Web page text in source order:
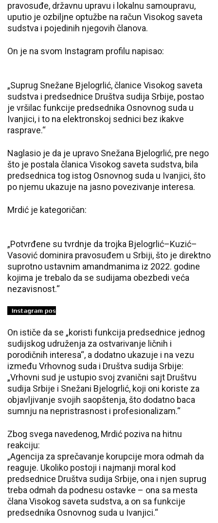
pravosuđe, državnu upravu i lokalnu samoupravu,
uputio je ozbiljne optužbe na račun Visokog saveta
sudstva i pojedinih njegovih članova.
On je na svom Instagram profilu napisao:
„Suprug Snežane Bjelogrlić, članice Visokog saveta
sudstva i predsednice Društva sudija Srbije, postao
je vršilac funkcije predsednika Osnovnog suda u
Ivanjici, i to na elektronskoj sednici bez ikakve
rasprave.“
Naglasio je da je upravo Snežana Bjelogrlić, pre nego
što je postala članica Visokog saveta sudstva, bila
predsednica tog istog Osnovnog suda u Ivanjici, što
po njemu ukazuje na jasno povezivanje interesa.
Mrdić je kategoričan:
„Potvrđene su tvrdnje da trojka Bjelogrlić–Kuzić–
Vasović dominira pravosuđem u Srbiji, što je direktno
suprotno ustavnim amandmanima iz 2022. godine
kojima je trebalo da se sudijama obezbedi veća
nezavisnost.“
On ističe da se „koristi funkcija predsednice jednog
sudijskog udruženja za ostvarivanje ličnih i
porodičnih interesa“, a dodatno ukazuje i na vezu
između Vrhovnog suda i Društva sudija Srbije:
„Vrhovni sud je ustupio svoj zvanični sajt Društvu
sudija Srbije i Snežani Bjelogrlić, koji oni koriste za
objavljivanje svojih saopštenja, što dodatno baca
sumnju na nepristrasnost i profesionalizam.“
Zbog svega navedenog, Mrdić poziva na hitnu
reakciju:
„Agencija za sprečavanje korupcije mora odmah da
reaguje. Ukoliko postoji i najmanji moral kod
predsednice Društva sudija Srbije, ona i njen suprug
treba odmah da podnesu ostavke – ona sa mesta
člana Visokog saveta sudstva, a on sa funkcije
predsednika Osnovnog suda u Ivanjici.“